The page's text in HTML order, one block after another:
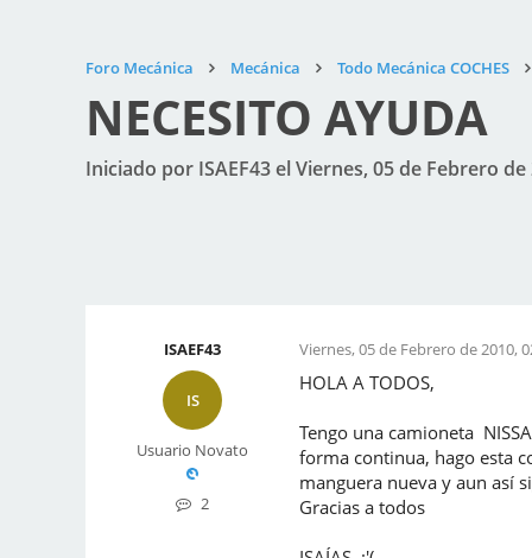
Foro Mecánica Mecánica Todo Mecánica COCHES
NECESITO AYUDA
Iniciado por ISAEF43 el Viernes, 05 de Febrero de
ISAEF43
IS
Usuario Novato
2
Viernes, 05 de Febrero de 2010,
HOLA A TODOS,
Tengo una camioneta
forma continua, hago esta
manguera nueva y aun así
Gracias a todos